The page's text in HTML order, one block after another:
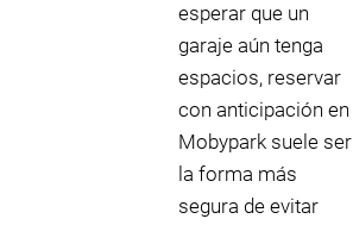
esperar que un
garaje aún tenga
espacios, reservar
con anticipación en
Mobypark suele ser
la forma más
segura de evitar